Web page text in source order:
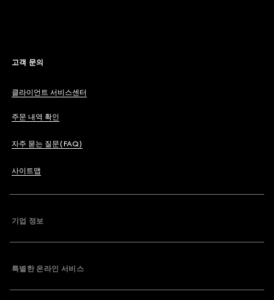
고객 문의
클라이언트 서비스센터
주문 내역 확인
자주 묻는 질문(FAQ)
사이트맵
기업 정보
특별한 온라인 서비스